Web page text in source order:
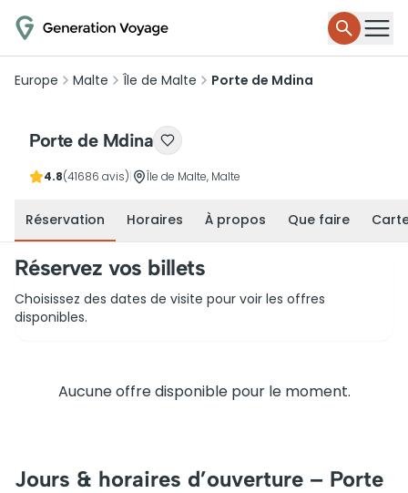
Europe Malte Île de Malte Porte de Mdina
Porte de Mdina
4.8(41686 avis) Île de Malte, Malte
Réservation Horaires À propos Que faire
Réservez vos billets
Choisissez des dates de visite pour voir les offres
disponibles.
Aucune offre disponible pour le moment.
Jours & horaires d’ouverture – Porte